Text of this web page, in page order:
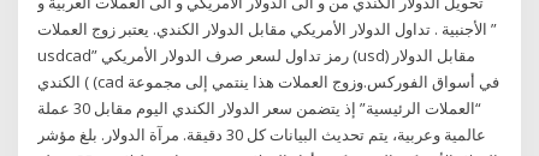
الأجنبية . تداول الدولار الأمريكي مقابل الدولار الكندي. يعتبر زوج العملات ”
usdcad” رمز تداول لسعر صرف الدولار الأمريكي (usd) مقابل الدولار
الكندي ( (cad في أسواق الفوركس.وزوج العملات هذا ينتمي إلى مجموعة
“العملات الرئيسية” إذ يتضمن سعر الدولار الكندي اليوم مقابل 30 عملة
عالمية وعربية، يتم تحديث البيانات كل 30 دقيقة. مرآة الدولار. بلغ مؤشر